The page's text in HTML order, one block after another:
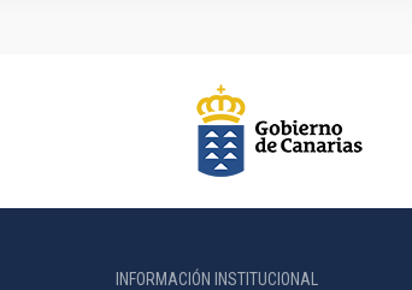
INFORMACIÓN INSTITUCIONAL